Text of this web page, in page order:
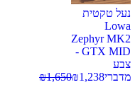
נעל טקטית
Lowa
Zephyr MK2
GTX MID -
צבע
מדברי
₪1,238
₪1,650